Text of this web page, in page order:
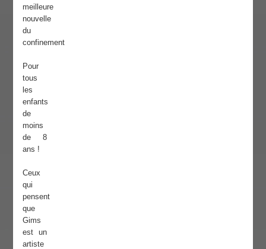
meilleure
nouvelle
du
confinement
Pour
tous
les
enfants
de
moins
de 8
ans !
Ceux
qui
pensent
que
Gims
est un
artiste